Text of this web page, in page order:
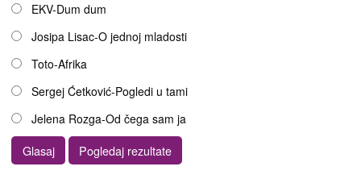
EKV-Dum dum
Josipa Lisac-O jednoj mladosti
Toto-Afrika
Sergej Ćetković-Pogledi u tami
Jelena Rozga-Od čega sam ja